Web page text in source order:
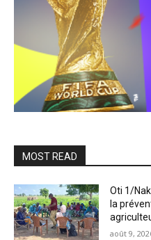
MOST READ
Oti 1/
la
août 9,